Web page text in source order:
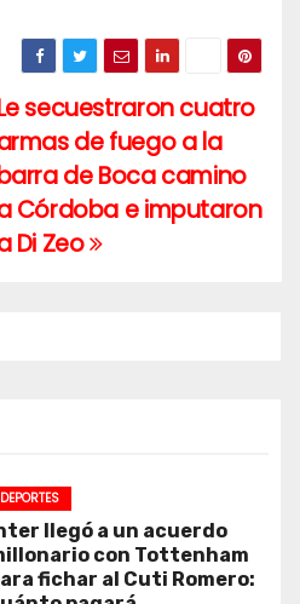
secuestraron cuatro
de fuego a la
de Boca camino
Córdoba e imputaron
Di Zeo
DEPORTES
llegó a un acuerdo
con Tottenham
fichar al Cuti Romero: